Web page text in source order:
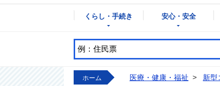
くらし・手続き 安心・安全
ホーム 医療・健康・福祉 > 新型